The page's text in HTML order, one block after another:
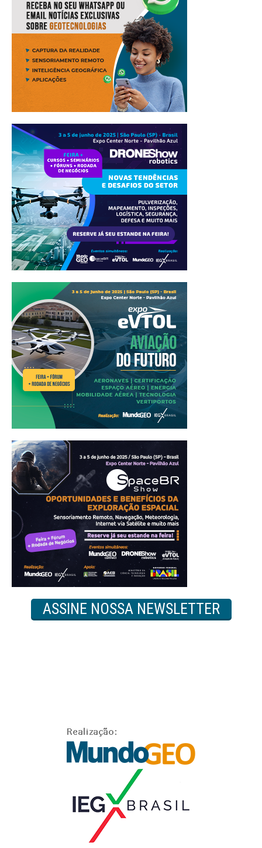
ASSINE NOSSA NEWSLETTER